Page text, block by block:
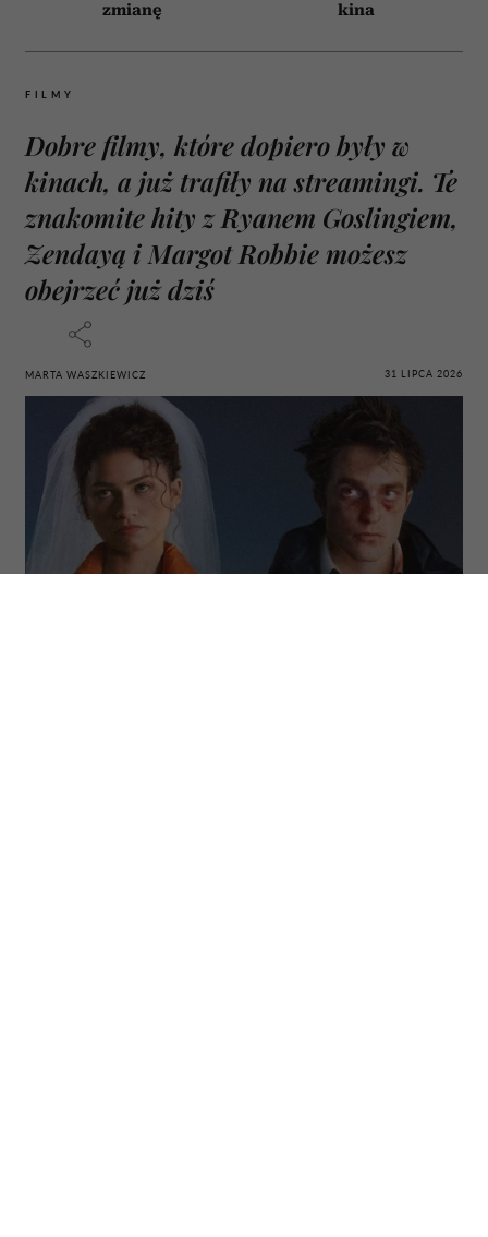
zmianę
kina
FILMY
Dobre filmy, które dopiero były w
kinach, a już trafiły na streamingi. Te
znakomite hity z Ryanem Goslingiem,
Zendayą i Margot Robbie możesz
obejrzeć już dziś
MARTA WASZKIEWICZ 31 LIPCA 2026